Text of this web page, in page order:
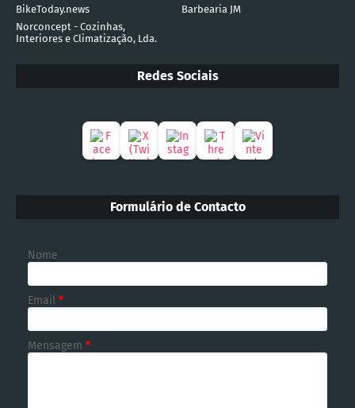
BikeToday.news
Barbearia JM
Norconcept - Cozinhas,
Interiores e Climatização, Lda.
Redes Sociais
Formulário de Contacto
Nome
Email *
Mensagem *